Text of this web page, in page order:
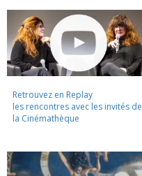
Retrouvez en Replay
les rencontres avec les invités de
la Cinémathèque